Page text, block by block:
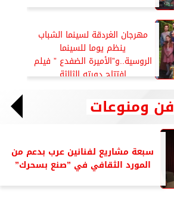
مهرجان الغردقة لسينما الشباب
ينظم يوما للسينما
الروسية..و”الأميرة الضفدع ” فيلم
إفتتاح دورته الثالثة
فن ومنوعات
سبعة مشاريع لفنانين عرب بدعم من
المورد الثقافي في ”صنع بسحرك”